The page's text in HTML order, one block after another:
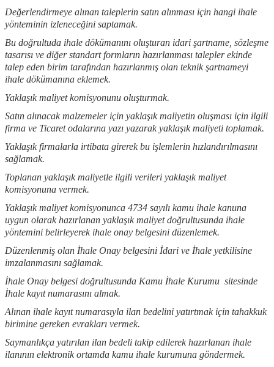
Değerlendirmeye alınan taleplerin satın alınması için hangi ihale
yönteminin izleneceğini saptamak.
Bu doğrultuda ihale dökümanını oluşturan idari şartname, sözleşme
tasarısı ve diğer standart formların hazırlanması talepler ekinde
talep eden birim tarafından hazırlanmış olan teknik şartnameyi
ihale dökümanına eklemek.
Yaklaşık maliyet komisyonunu oluşturmak.
Satın alınacak malzemeler için yaklaşık maliyetin oluşması için ilgili
firma ve Ticaret odalarına yazı yazarak yaklaşık maliyeti toplamak.
Yaklaşık firmalarla irtibata girerek bu işlemlerin hızlandırılmasını
sağlamak.
Toplanan yaklaşık maliyetle ilgili verileri yaklaşık maliyet
komisyonuna vermek.
Yaklaşık maliyet komisyonunca 4734 sayılı kamu ihale kanuna
uygun olarak hazırlanan yaklaşık maliyet doğrultusunda ihale
yöntemini belirleyerek ihale onay belgesini düzenlemek.
Düzenlenmiş olan İhale Onay belgesini İdari ve İhale yetkilisine
imzalanmasını sağlamak.
İhale Onay belgesi doğrultusunda Kamu İhale Kurumu sitesinde
İhale kayıt numarasını almak.
Alınan ihale kayıt numarasıyla ilan bedelini yatırtmak için tahakkuk
birimine gereken evrakları vermek.
Saymanlıkça yatırılan ilan bedeli takip edilerek hazırlanan ihale
ilanının elektronik ortamda kamu ihale kurumuna göndermek.